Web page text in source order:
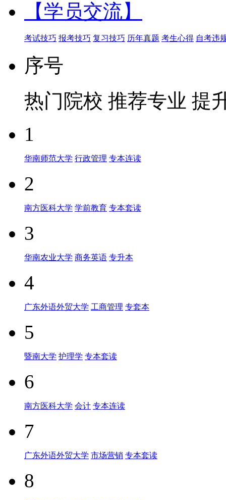
【学员交流】
考试技巧 报考技巧 复习技巧 历年真题 考生心得 自考违
序号
热门院校 推荐专业 提
1
华南师范大学 行政管理 专本连读
2
南方医科大学 学前教育 专本套读
3
华南农业大学 商务英语 专升本
4
广东外语外贸大学 工商管理 专套本
5
暨南大学 护理学 专本套读
6
南方医科大学 会计 专本连读
7
广东外语外贸大学 市场营销 专本套读
8